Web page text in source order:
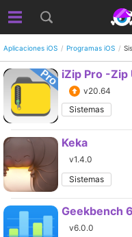
Aplicaciones iOS Programas iOS
iZip Pro -Zip
v20.64
Sistemas
Keka
v1.4.0
Sistemas
Geekbench 6
v6.0.0